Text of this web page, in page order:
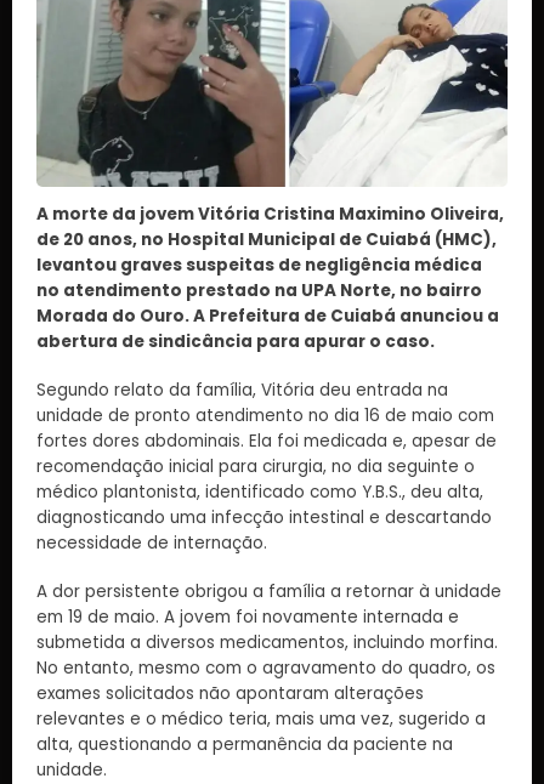
A morte da jovem Vitória Cristina Maximino Oliveira,
de 20 anos, no Hospital Municipal de Cuiabá (HMC),
levantou graves suspeitas de negligência médica
no atendimento prestado na UPA Norte, no bairro
Morada do Ouro. A Prefeitura de Cuiabá anunciou a
abertura de sindicância para apurar o caso.
Segundo relato da família, Vitória deu entrada na
unidade de pronto atendimento no dia 16 de maio com
fortes dores abdominais. Ela foi medicada e, apesar de
recomendação inicial para cirurgia, no dia seguinte o
médico plantonista, identificado como Y.B.S., deu alta,
diagnosticando uma infecção intestinal e descartando
necessidade de internação.
A dor persistente obrigou a família a retornar à unidade
em 19 de maio. A jovem foi novamente internada e
submetida a diversos medicamentos, incluindo morfina.
No entanto, mesmo com o agravamento do quadro, os
exames solicitados não apontaram alterações
relevantes e o médico teria, mais uma vez, sugerido a
alta, questionando a permanência da paciente na
unidade.